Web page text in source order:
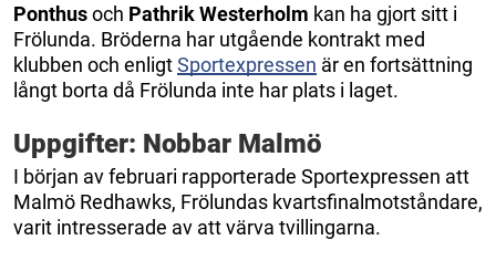
Ponthusoch Pathrik Westerholm kan ha gjort sitt i
Frölunda. Bröderna har utgående kontrakt med
klubben och enligtSportexpressen är en fortsättning
långt borta då Frölunda inte har plats i laget.
Uppgifter: Nobbar Malmö
I början av februari rapporterade Sportexpressen att
Malmö Redhawks, Frölundas kvartsfinalmotståndare,
varit intresserade av att värva tvillingarna.